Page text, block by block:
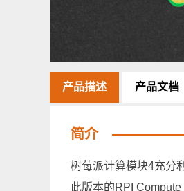
产品描述 产品文档
简介
树莓派计算模块4充分
此版本的RPI